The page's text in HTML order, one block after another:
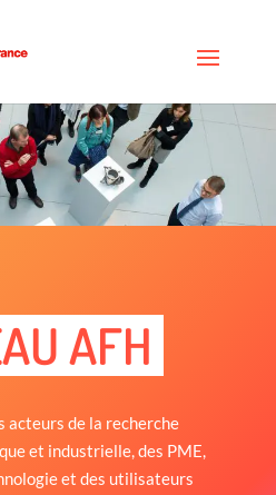
AFH
acteurs de la recherche
et industrielle, des PME,
et des utilisateurs